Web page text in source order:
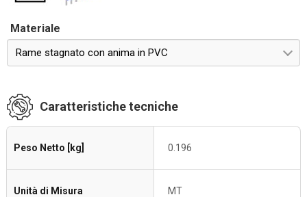
Materiale
Rame stagnato con anima in PVC
Caratteristiche tecniche
Peso Netto [kg] 0.196
Unità di Misura MT